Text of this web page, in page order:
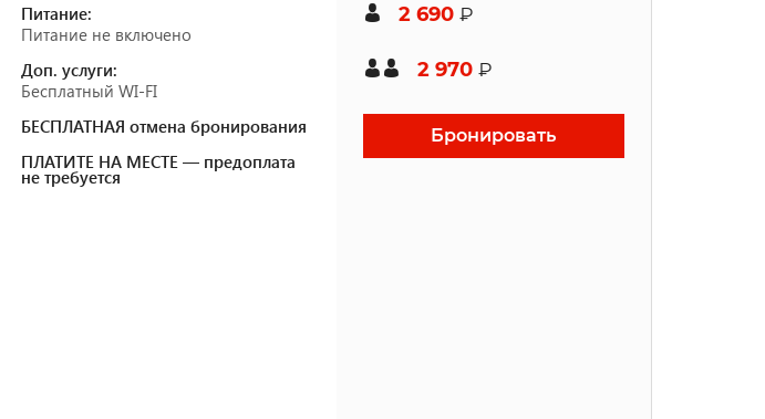
Питание:
Питание не включено
Доп. услуги:
Бесплатный WI-FI
БЕСПЛАТНАЯ отмена бронирования
ПЛАТИТЕ НА МЕСТЕ — предоплата
не требуется
2 690 ₽
2 970 ₽
Бронировать